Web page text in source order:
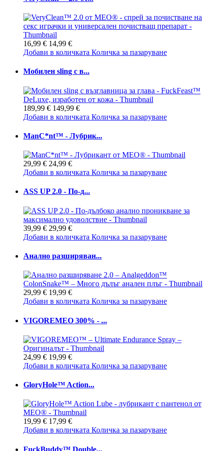
16,99 € 14,99 €
Добави в количката Количка за пазаруване
Мобилен sling с в...
189,99 € 149,99 €
Добави в количката Количка за пазаруване
ManC*nt™ - Лубрик...
29,99 € 24,99 €
Добави в количката Количка за пазаруване
ASS UP 2.0 - По-д...
39,99 € 29,99 €
Добави в количката Количка за пазаруване
Анално разширяван...
29,99 € 19,99 €
Добави в количката Количка за пазаруване
VIGOREMEO 300% - ...
24,99 € 19,99 €
Добави в количката Количка за пазаруване
GloryHole™ Action...
19,99 € 17,99 €
Добави в количката Количка за пазаруване
FuckBuddy™ Double...